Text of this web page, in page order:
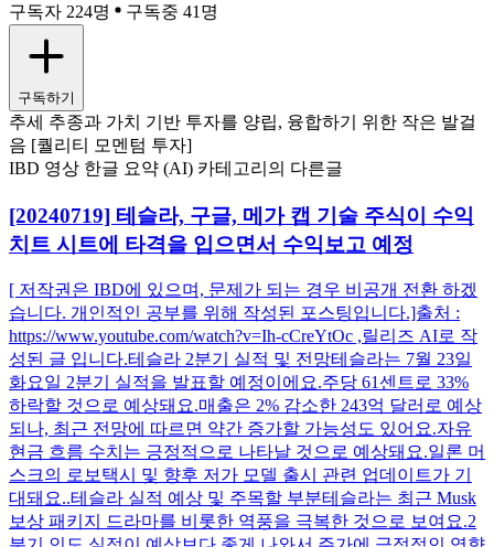
구독자 224명
구독중 41명
구독하기
추세 추종과 가치 기반 투자를 양립, 융합하기 위한 작은 발걸
음 [퀄리티 모멘텀 투자]
IBD 영상 한글 요약 (AI) 카테고리의 다른글
[20240719] 테슬라, 구글, 메가 캡 기술 주식이 수익
치트 시트에 타격을 입으면서 수익보고 예정
[ 저작권은 IBD에 있으며, 문제가 되는 경우 비공개 전환 하겠
습니다. 개인적인 공부를 위해 작성된 포스팅입니다.]출처 :
https://www.youtube.com/watch?v=Ih-cCreYtOc ,릴리즈 AI로 작
성된 글 입니다.테슬라 2분기 실적 및 전망테슬라는 7월 23일
화요일 2분기 실적을 발표할 예정이에요.주당 61센트로 33%
하락할 것으로 예상돼요.매출은 2% 감소한 243억 달러로 예상
되나, 최근 전망에 따르면 약간 증가할 가능성도 있어요.자유
현금 흐름 수치는 긍정적으로 나타날 것으로 예상돼요.일론 머
스크의 로보택시 및 향후 저가 모델 출시 관련 업데이트가 기
대돼요..테슬라 실적 예상 및 주목할 부분테슬라는 최근 Musk
보상 패키지 드라마를 비롯한 역풍을 극복한 것으로 보여요.2